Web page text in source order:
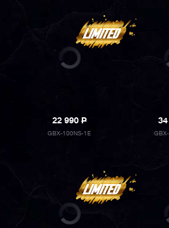
22 990P
GBX-100NS-1E